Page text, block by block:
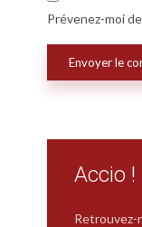
Prévenez-moi
Accio !
Retrouvez-